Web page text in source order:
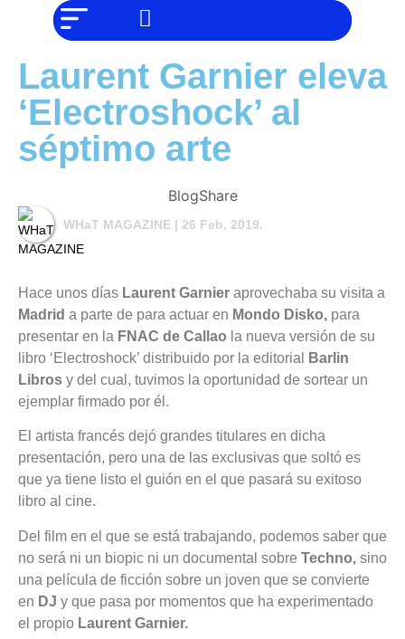
Entrevistas
Foodie
Cultura
Mix
series
Mes
Música
PERO IGUAL
PODEMOS
AYUDAR
Laurent Garnier eleva
‘Electroshock’ al
séptimo arte
BlogShare
WHaT MAGAZINE | 26 Feb, 2019.
Hace unos días Laurent Garnier aprovechaba su visita a
Madrid a parte de para actuar en Mondo Disko, para
presentar en la FNAC de Callao la nueva versión de su
libro ‘Electroshock’ distribuido por la editorial
Barlin
Libros y del cual, tuvimos la oportunidad de sortear un
ejemplar firmado por él.
El artista francés dejó grandes titulares en dicha
presentación, pero una de las exclusivas que soltó es
que ya tiene listo el guión en el que pasará su exitoso
libro al cine.
Del film en el que se está trabajando, podemos saber que
no será ni un biopic ni un documental sobre Techno, sino
una película de ficción sobre un joven que se convierte
en DJ y que pasa por momentos que ha experimentado
el propio Laurent Garnier.